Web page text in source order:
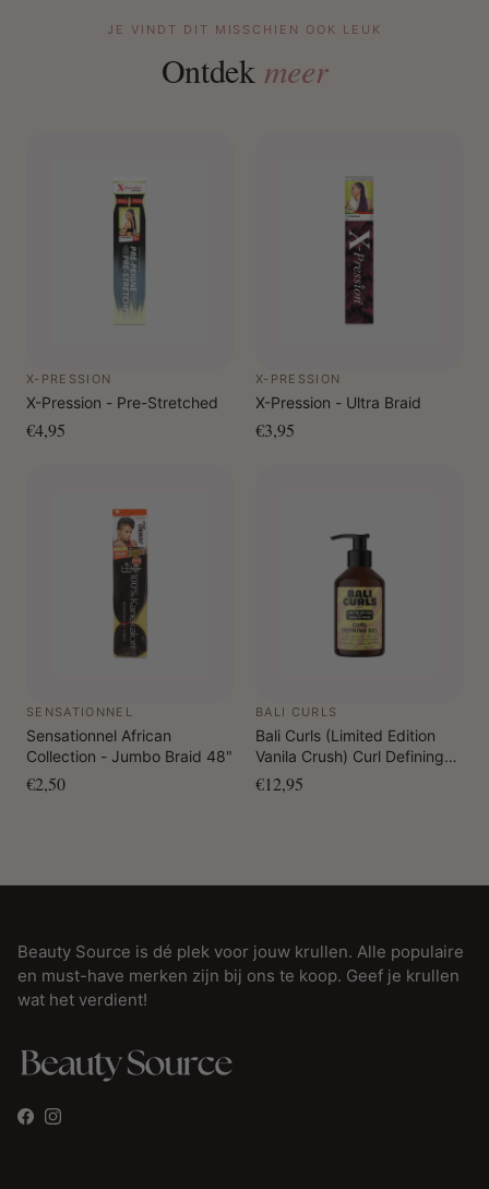
JE VINDT DIT MISSCHIEN OOK LEUK
Ontdek meer
X-PRESSION
X-Pression - Pre-Stretched
€4,95
X-PRESSION
X-Pression - Ultra Braid
€3,95
SENSATIONNEL
Sensationnel African
Collection - Jumbo Braid 48"
€2,50
BALI CURLS
Bali Curls (Limited Edition
Vanila Crush) Curl Defining
Gel 150 ml
€12,95
Beauty Source is dé plek voor jouw krullen. Alle populaire
en must-have merken zijn bij ons te koop. Geef je krullen
wat het verdient!
Facebook
Instagram